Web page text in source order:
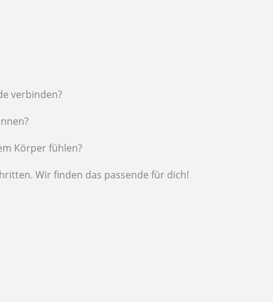
verbinden?
Körper fühlen?
Wir finden das passende für dich!